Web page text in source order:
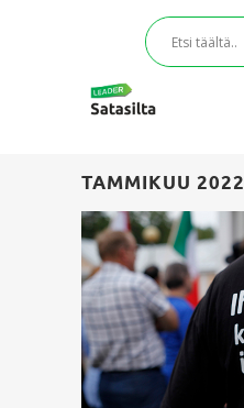
TAMMIKUU 2022